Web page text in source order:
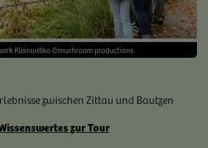
Kleinwelka ©mushroom productions
zwischen Zittau und Bautzen
zur Tour